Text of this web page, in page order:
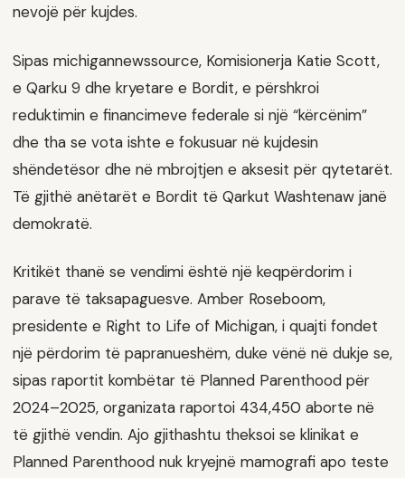
nevojë për kujdes.
Sipas michigannewssource, Komisionerja Katie Scott,
e Qarku 9 dhe kryetare e Bordit, e përshkroi
reduktimin e financimeve federale si një “kërcënim”
dhe tha se vota ishte e fokusuar në kujdesin
shëndetësor dhe në mbrojtjen e aksesit për qytetarët.
Të gjithë anëtarët e Bordit të Qarkut Washtenaw janë
demokratë.
Kritikët thanë se vendimi është një keqpërdorim i
parave të taksapaguesve. Amber Roseboom,
presidente e Right to Life of Michigan, i quajti fondet
një përdorim të papranueshëm, duke vënë në dukje se,
sipas raportit kombëtar të Planned Parenthood për
2024–2025, organizata raportoi 434,450 aborte në
të gjithë vendin. Ajo gjithashtu theksoi se klinikat e
Planned Parenthood nuk kryejnë mamografi apo teste